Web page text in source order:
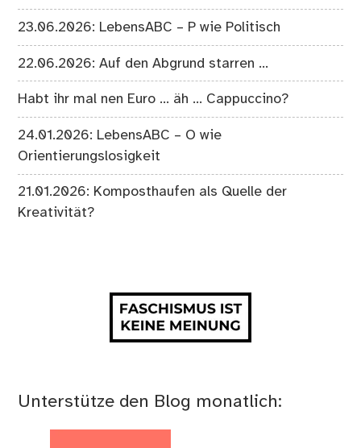
23.06.2026: LebensABC – P wie Politisch
22.06.2026: Auf den Abgrund starren …
Habt ihr mal nen Euro … äh … Cappuccino?
24.01.2026: LebensABC – O wie
Orientierungslosigkeit
21.01.2026: Komposthaufen als Quelle der
Kreativität?
Unterstütze den Blog monatlich: